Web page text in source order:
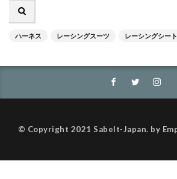
ハーネス レーシングスーツ レーシングシート
© Copyright 2021 Sabelt-Japan. by